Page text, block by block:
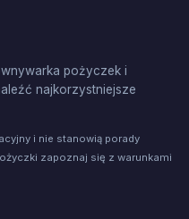
pożyczek i
najkorzystniejsze
i nie stanowią porady
zapoznaj się z warunkami